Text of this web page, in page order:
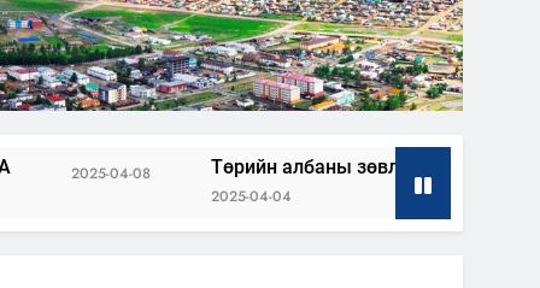
Төрийн албаны зөвлөлийн Архангай аймаг дахь